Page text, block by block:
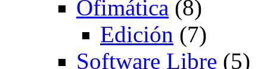
Ofimática (8)
Edición (7)
Software Libre (5)